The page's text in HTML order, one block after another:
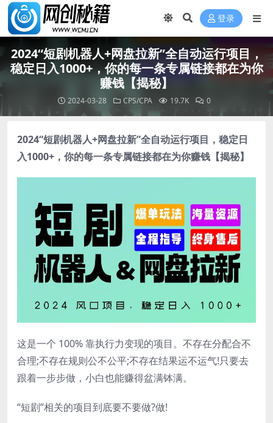
登录
2024“短剧机器人+网盘拉新”全自动运行项目，
稳定日入1000+，你的每一条专属链接都在为你
赚钱【揭秘】
2024-03-28 CPS/CPA 19.7K 0
2024“短剧机器人+网盘拉新”全自动运行项目 ，稳定日
入1000+，你的每一条专属链接都在为你赚钱【揭秘】
这是一个 100% 靠执行力变现的项目。不存在分配合不
合理;不存在规则公不公平;不存在结果运不运气!只要去
跟着一步步做，小白也能赚得盆满钵满。
“短剧”相关的项目到底要不要做?做!